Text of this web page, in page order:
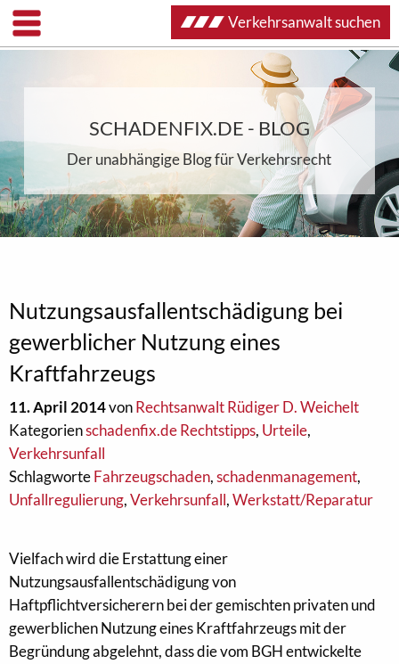
SCHADENFIX.DE - BLOG
Der unabhängige Blog für Verkehrsrecht
Nutzungsausfallentschädigung bei
gewerblicher Nutzung eines
Kraftfahrzeugs
11. April 2014vonRechtsanwalt Rüdiger D. Weichelt
Kategorienschadenfix.de Rechtstipps, Urteile,
Verkehrsunfall
SchlagworteFahrzeugschaden,schadenmanagement,
Unfallregulierung,Verkehrsunfall,Werkstatt/Reparatur
Vielfach wird die Erstattung einer
Nutzungsausfallentschädigung von
Haftpflichtversicherern bei der gemischten privaten und
gewerblichen Nutzung eines Kraftfahrzeugs mit der
Begründung abgelehnt, dass die vom BGH entwickelte
Verkehrsanwalt suchen